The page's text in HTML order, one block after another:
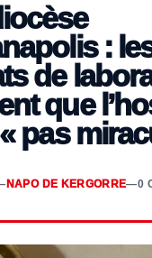
:
de
que
« pas
NAPO DE KERGORRE—0